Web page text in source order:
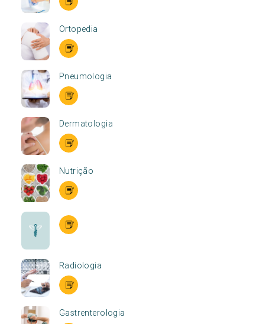
Ortopedia
Pneumologia
Dermatologia
Nutrição
Radiologia
Gastrenterologia